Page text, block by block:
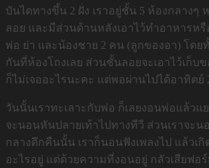
บันไดทางขึ้น 2 ฝั่ง เราอยู่ชั้น 5 ห้องกลางๆ
ลอย และมีส่วนด้านหลังเอาไว้ทำอาหารหรื
พ่อ ย่า และน้องชาย 2 คน (ลูกของอา) โด
กันที่ห้องโถงเลย ส่วนชั้นลอยจะเอาไว้เก็บ
ก็ไม่เจออะไรนะคะ แต่พอผ่านไปได้อาทิตย์
วันนั้นเราทะเลาะกับพ่อ ก็เลยงอนพ่อแล้วแ
จะนอนหันปลายเท้าไปทางทีวี ส่วนเราจะ
กลางดึกคืนนั้น เราก็นอนฟังเพลงไป แล้วเ
อะไรอยู่ แต่ด้วยความที่งอนอยู่ กลัวเสียฟอร์